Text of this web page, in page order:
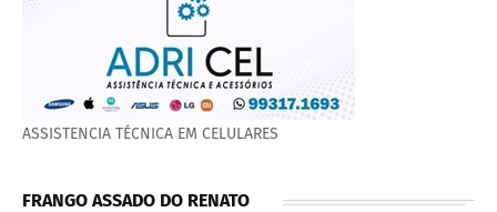
ASSISTENCIA TÉCNICA EM CELULARES
FRANGO ASSADO DO RENATO